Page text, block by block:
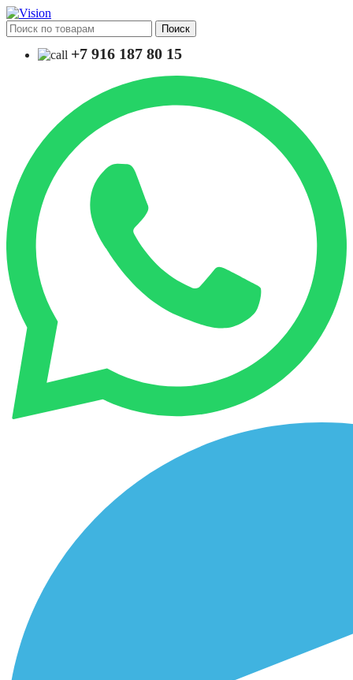
Поиск
+7 916 187 80 15